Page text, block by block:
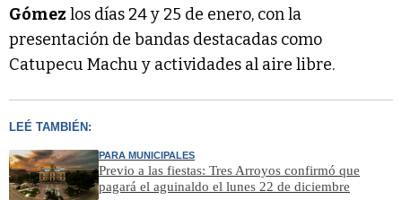
Gómez los días 24 y 25 de enero, con la
presentación de bandas destacadas como
Catupecu Machu y actividades al aire libre.
LEÉ TAMBIÉN:
PARA MUNICIPALES
Previo a las fiestas: Tres Arroyos confirmó que
pagará el aguinaldo el lunes 22 de diciembre